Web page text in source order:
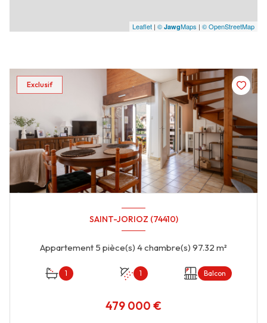
Leaflet | © JawgMaps | © OpenStreetMap
Exclusif
SAINT-JORIOZ (74410)
Appartement 5 pièce(s) 4 chambre(s) 97.32 m²
1 1 Balcon
479 000 €